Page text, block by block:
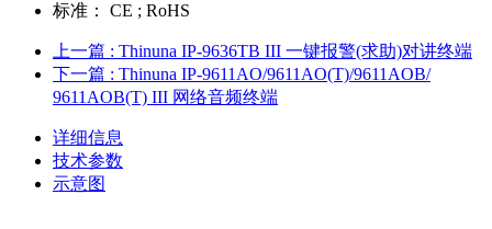
标准：
CE ; RoHS
上一篇 : Thinuna IP-9636TB III 一键报警(求助)对讲终端
下一篇 : Thinuna IP-9611AO/9611AO(T)/9611AOB/
9611AOB(T) III 网络音频终端
详细信息
技术参数
示意图